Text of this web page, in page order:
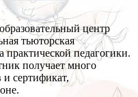
центр
тьюторская
педагогики.
получает много
и сертификат,